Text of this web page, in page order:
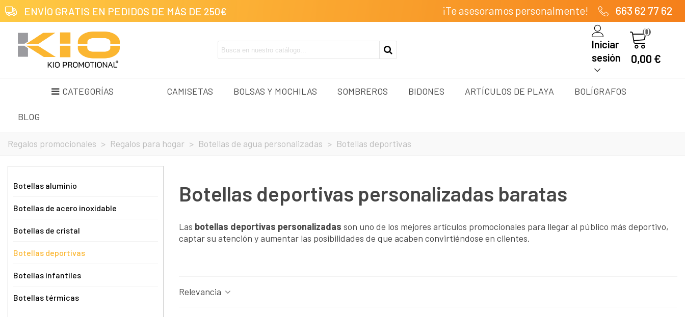
ENVÍO GRATIS EN PEDIDOS DE MÁS DE 250€ ¡Te asesoramos personalmente! 663 62 77 62
Iniciar
sesión
0
0,00 €
CATEGORÍAS CAMISETAS BOLSAS Y MOCHILAS SOMBREROS BIDONES ARTÍCULOS DE PLAYA BOLÍGRAFOS
BLOG
Regalos promocionales > Regalos para hogar > Botellas de agua personalizadas > Botellas deportivas
Botellas aluminio
Botellas de acero inoxidable
Botellas de cristal
Botellas deportivas
Botellas infantiles
Botellas térmicas
Botellas deportivas personalizadas baratas
Las botellas deportivas personalizadas son uno de los mejores artículos promocionales para llegar al público más deportivo,
captar su atención y aumentar las posibilidades de que acaben convirtiéndose en clientes.
Relevancia